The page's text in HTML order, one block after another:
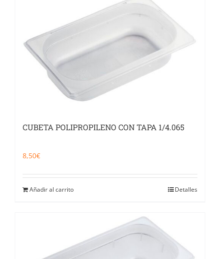
CUBETA POLIPROPILENO CON TAPA 1/4.065
8,50€
Añadir al carrito Detalles